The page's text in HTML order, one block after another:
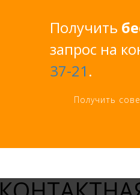
Получить
запрос на
37-21 .
Получить